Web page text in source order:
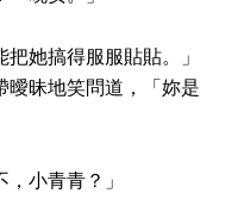
她搞得服服貼貼。」
曖昧地笑問道，「妳是
小青青？」